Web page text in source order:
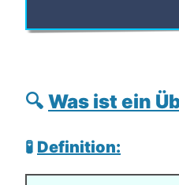
🔍 Was ist ein
🧪 Definition: